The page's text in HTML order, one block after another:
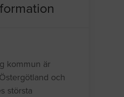
kommun är
och
största